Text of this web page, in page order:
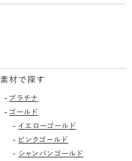
素材で探す
-プラチナ
- ゴールド
-イエローゴールド
- ピンクゴールド
- シャンパンゴールド